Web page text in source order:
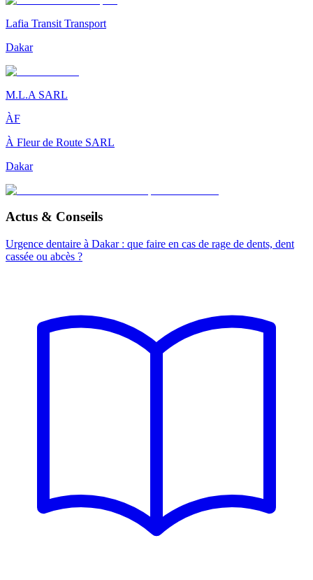
Lafia Transit Transport
Dakar
M.L.A SARL
ÀF
À Fleur de Route SARL
Dakar
Actus & Conseils
Urgence dentaire à Dakar : que faire en cas de rage de dents, dent
cassée ou abcès ?